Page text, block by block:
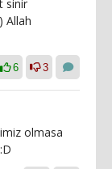
sinir
Allah
6 3
olmasa